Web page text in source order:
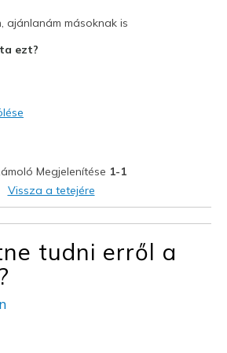
Feels half size too small
ajánlanám másoknak is
ezt?
Megjelenítése 1-1
Vissza a tetejére
tudni erről a